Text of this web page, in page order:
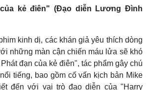
Chứng khoán
kẻ điên" (Đạo diễn Lương Đình
kinh dị, các khán giả yêu thích dòng
những màn cận chiến máu lửa sẽ khó
đạn của kẻ điên", tác phẩm gây chú
tiếng, bao gồm cố vấn kịch bản Mike
đến với vai trò đạo diễn của "Harry